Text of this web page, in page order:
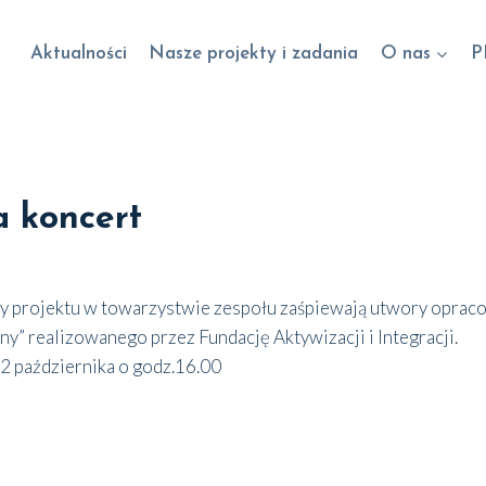
Aktualności Nasze projekty i zadania O nas
koncert
pro­jek­tu w towa­rzy­stwie zespo­łu zaśpie­wa­ją utwo­ry
reali­zo­wa­ne­go przez Fun­da­cję Akty­wi­za­cji i Inte­gra­cji.
paź­dzier­ni­ka o godz.16.00